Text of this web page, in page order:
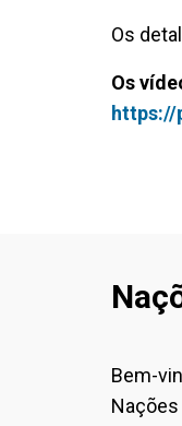
Os
Os
Bem-
Nações